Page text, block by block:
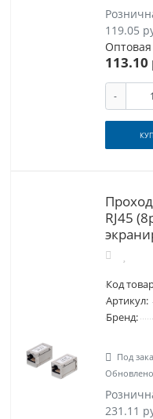
119.05
113.10
-
RJ45
Код
Артикул:
Бренд:
Под
231.11